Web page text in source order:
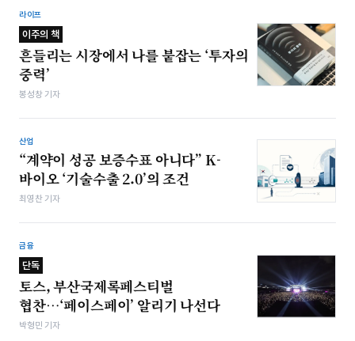
라이프
이주의 책
흔들리는 시장에서 나를 붙잡는 ‘투자의
중력’
봉성창 기자
산업
“계약이 성공 보증수표 아니다” K-
바이오 ‘기술수출 2.0’의 조건
최영찬 기자
금융
단독
토스, 부산국제록페스티벌
협찬…‘페이스페이’ 알리기 나선다
박형민 기자